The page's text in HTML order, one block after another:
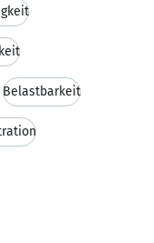
Belastbarkeit